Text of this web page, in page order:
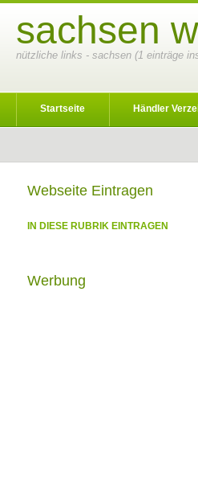
sachsen
nützliche links - sachsen (1 einträge
Startseite Händler
Webseite Eintragen
IN DIESE RUBRIK EINTRAGEN
Werbung